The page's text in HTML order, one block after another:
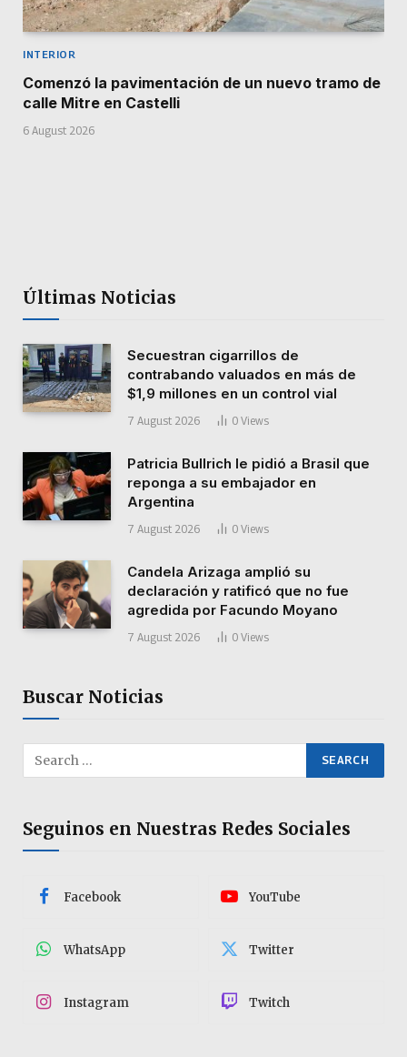
INTERIOR
Comenzó la pavimentación de un nuevo tramo de
calle Mitre en Castelli
6 August 2026
Últimas Noticias
Secuestran cigarrillos de
contrabando valuados en más de
$1,9 millones en un control vial
7 August 2026 0 Views
Patricia Bullrich le pidió a Brasil que
reponga a su embajador en
Argentina
7 August 2026 0 Views
Candela Arizaga amplió su
declaración y ratificó que no fue
agredida por Facundo Moyano
7 August 2026 0 Views
Buscar Noticias
Seguinos en Nuestras Redes Sociales
Facebook YouTube
WhatsApp Twitter
Instagram Twitch